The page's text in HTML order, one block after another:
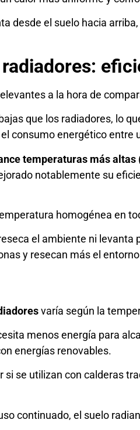
desde el suelo hacia
a la hora de
que los radiadores, lo
consumo energético entre
temperaturas más altas
notablemente su
homogénea en
el ambiente ni levanta
y resecan más el
varía según la
menos energía para
energías renovables.
se utilizan con calderas
continuado, el suelo